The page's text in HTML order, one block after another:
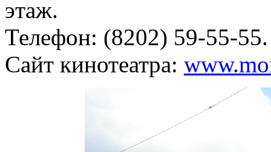
этаж.
Телефон: (8202) 59-55-55.
Сайт кинотеатра: